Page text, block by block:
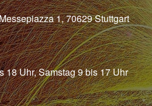
1, 70629 Stuttgart
18 Uhr, Samstag 9 bis 17 Uhr